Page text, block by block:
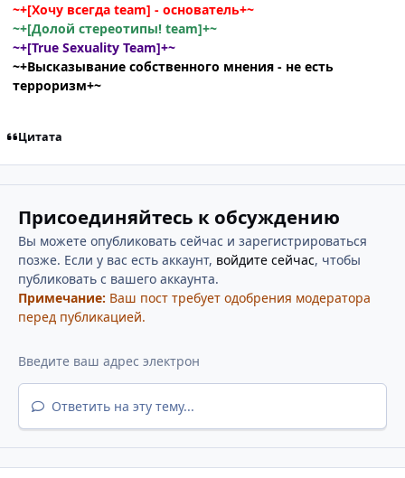
~+[Хочу всегда team] - основатель+~
~+[Долой стереотипы! team]+~
~+[True Sexuality Team]+~
~+Высказывание собственного мнения - не есть
терроризм+~
Цитата
Присоединяйтесь к обсуждению
Вы можете опубликовать сейчас и зарегистрироваться
позже. Если у вас есть аккаунт, войдите сейчас, чтобы
публиковать с вашего аккаунта.
Примечание: Ваш пост требует одобрения модератора
перед публикацией.
Ответить на эту тему...